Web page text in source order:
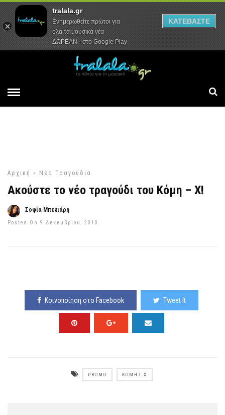
Αρχική Συνεντεύξεις Ρεπορτάζ
Αρχική » Νέα Τραγούδια
Ακούστε το νέο τραγούδι του Κόμη – Χ!
Σοφία Μπεκιάρη
Posted On 9 Δεκεμβρίου, 2010
Κοινοποίηση στο Facebook Tweet It
PROMO ΚΌΜΗΣ Χ
tralala.gr
Ενημερωθείτε πρώτοι για
όλα τα μουσικά νέα
ΔΩΡΕΑΝ - στο Google Play
ΚΑΤΕΒΑΣΤΕ